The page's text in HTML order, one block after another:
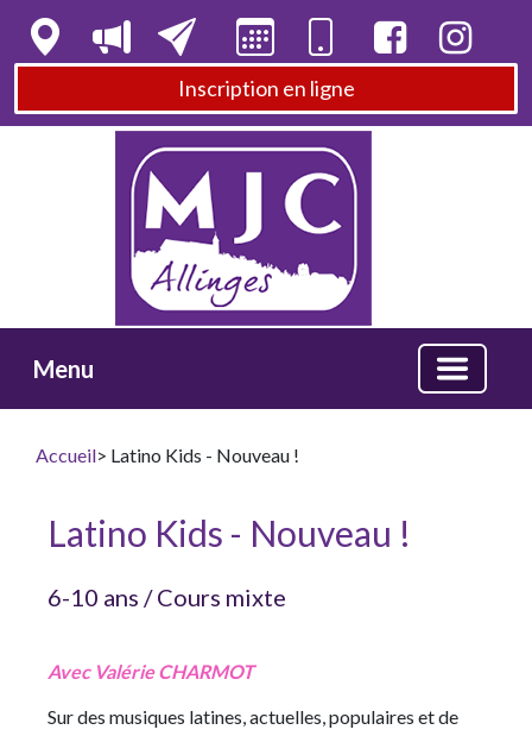
Inscription en ligne
Menu
Accueil> Latino Kids - Nouveau !
Latino Kids - Nouveau !
6-10 ans / Cours mixte
Avec Valérie CHARMOT
Sur des musiques latines, actuelles, populaires et de